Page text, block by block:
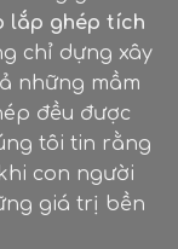
lắp ghép tích
chỉ dựng xây
những mầm
đều được
tôi tin rằng
con người
giá trị bền